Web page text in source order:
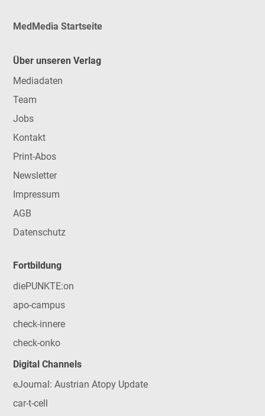
MedMedia Startseite
Über unseren Verlag
Mediadaten
Team
Jobs
Kontakt
Print-Abos
Newsletter
Impressum
AGB
Datenschutz
Fortbildung
diePUNKTE:on
apo-campus
check-innere
check-onko
Digital Channels
eJournal: Austrian Atopy Update
car-t-cell